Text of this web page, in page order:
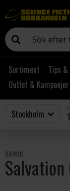
Sortiment Tips
Outlet & Kampanjer
SERIE
Salvation